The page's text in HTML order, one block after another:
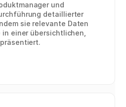
und
detaillierter
sie relevante Daten
einer übersichtlichen,